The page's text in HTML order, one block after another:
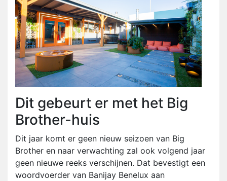
Dit gebeurt er met het Big
Brother-huis
Dit jaar komt er geen nieuw seizoen van Big
Brother en naar verwachting zal ook volgend jaar
geen nieuwe reeks verschijnen. Dat bevestigt een
woordvoerder van Banijay Benelux aan